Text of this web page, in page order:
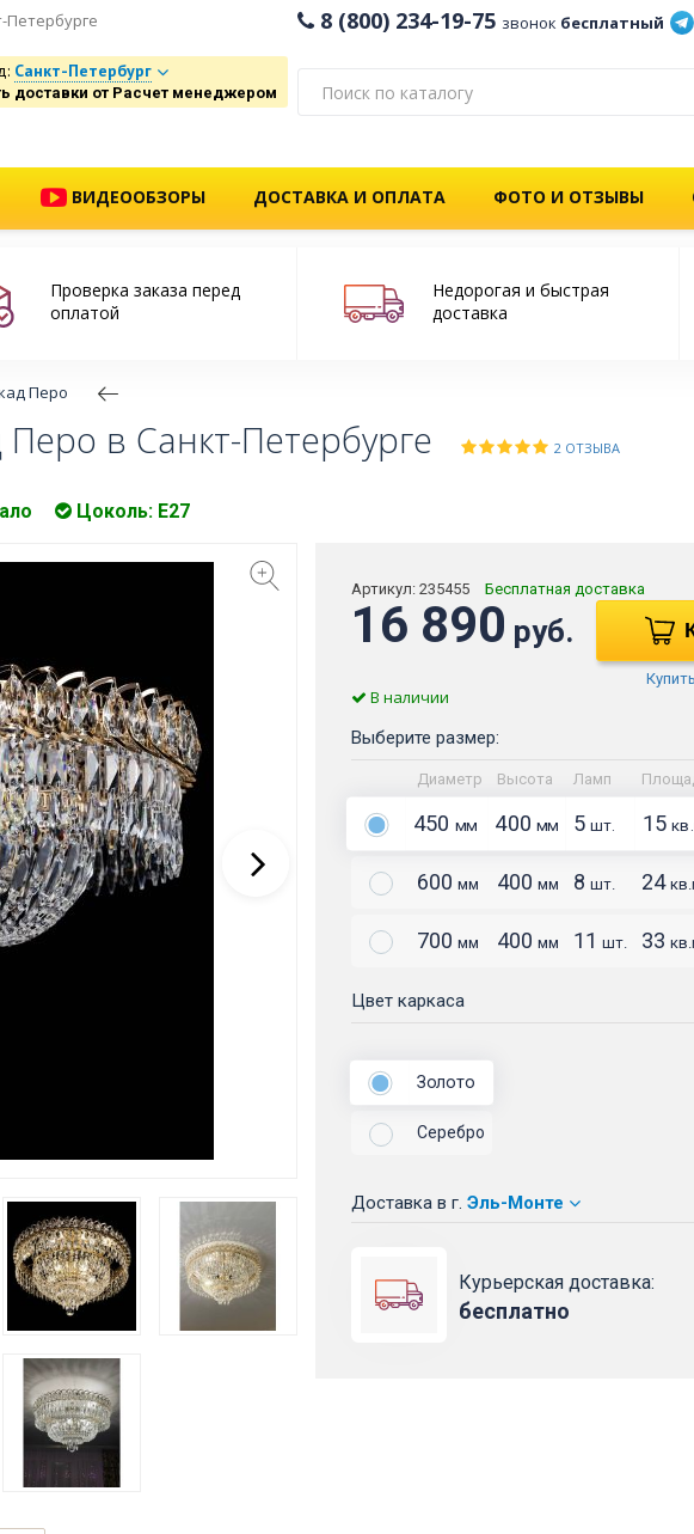
Петербурге 8 (800) 234-19-75 звонок бесплатный
Санкт-Петербург
доставки от Расчет менеджером
ВИДЕООБЗОРЫ ДОСТАВКА И ОПЛАТА ФОТО И ОТЗЫВЫ
Проверка заказа перед
оплатой
Недорогая и быстрая
доставка
Перо
в Санкт-Петербурге 2 ОТЗЫВА
Цоколь: E27
Артикул: 235455 Бесплатная доставка
16 890 руб.
В наличии
Выберите размер:
Диаметр Высота Ламп
450 мм 400 мм 5 шт. 15
600 мм 400 мм 8 шт. 24
700 мм 400 мм 11 шт. 33
Цвет каркаса
Золото
Серебро
Доставка в г. Эль-Монте
Курьерская доставка:
бесплатно